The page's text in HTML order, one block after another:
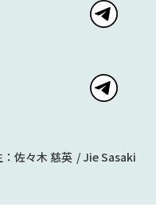
佐々木 慈英 Jie Sasaki